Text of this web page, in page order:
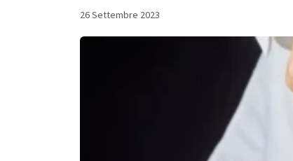
26 Settembre 2023